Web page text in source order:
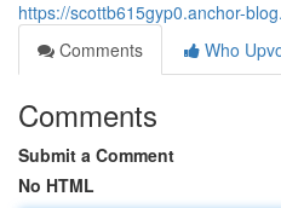
https://scottb615gyp0.anchor-
Comments
Who
Comments
Submit a Comment
No HTML